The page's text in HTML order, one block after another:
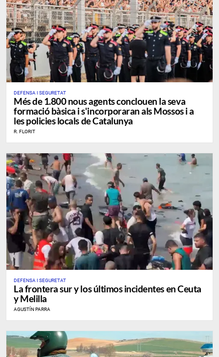
DEFENSA I SEGURETAT
Més de 1.800 nous agents conclouen la seva
formació bàsica i s'incorporaran als Mossos i a
les policies locals de Catalunya
R. FLORIT
DEFENSA I SEGURETAT
La frontera sur y los últimos incidentes en Ceuta
y Melilla
AGUSTÍN PARRA